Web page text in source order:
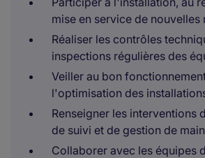
mise en service de nouvelles
Réaliser les contrôles
inspections régulières des
Veiller au bon
l'optimisation des
Renseigner les interventions
de suivi et de gestion de
Collaborer avec les équipes